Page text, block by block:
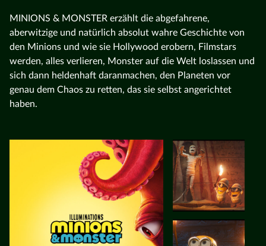
MINIONS & MONSTER erzählt die abgefahrene,
aberwitzige und natürlich absolut wahre Geschichte von
den Minions und wie sie Hollywood erobern, Filmstars
werden, alles verlieren, Monster auf die Welt loslassen und
sich dann heldenhaft daranmachen, den Planeten vor
genau dem Chaos zu retten, das sie selbst angerichtet
haben.